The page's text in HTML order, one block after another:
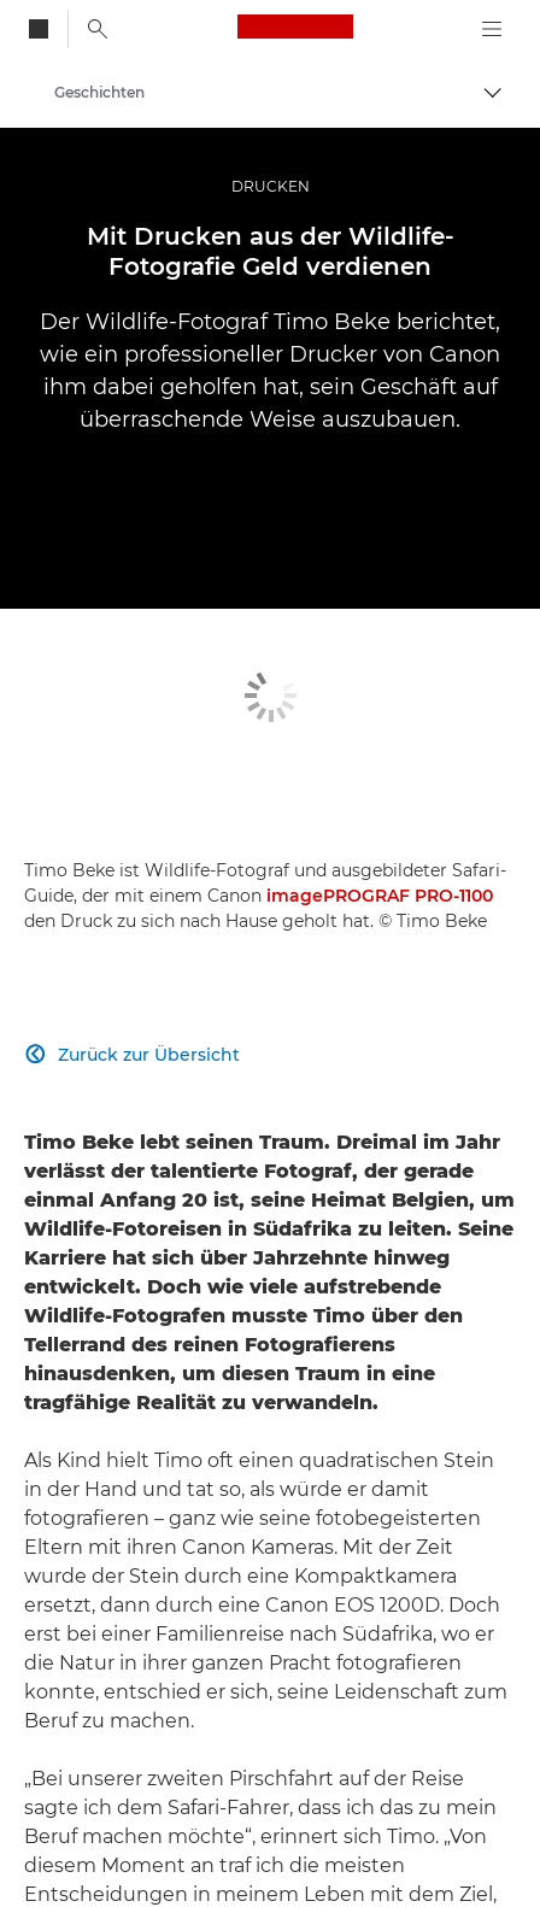
Canon Logo, back
Auf
Professionelle Fotografie und Videos
Geschichten
DRUCKEN
Mit Drucken aus der Wildlife-
Fotografie Geld verdienen
Der Wildlife-Fotograf Timo Beke berichtet,
wie ein professioneller Drucker von Canon
ihm dabei geholfen hat, sein Geschäft auf
überraschende Weise auszubauen.
Timo Beke ist Wildlife-Fotograf und ausgebildeter Safari-
Guide, der mit einem Canon imagePROGRAF PRO-1100
den Druck zu sich nach Hause geholt hat. © Timo Beke
Zurück zur Übersicht

Timo Beke lebt seinen Traum. Dreimal im Jahr
verlässt der talentierte Fotograf, der gerade
einmal Anfang 20 ist, seine Heimat Belgien, um
Wildlife-Fotoreisen in Südafrika zu leiten. Seine
Karriere hat sich über Jahrzehnte hinweg
entwickelt. Doch wie viele aufstrebende
Wildlife-Fotografen musste Timo über den
Tellerrand des reinen Fotografierens
hinausdenken, um diesen Traum in eine
tragfähige Realität zu verwandeln.
Als Kind hielt Timo oft einen quadratischen Stein
in der Hand und tat so, als würde er damit
fotografieren – ganz wie seine fotobegeisterten
Eltern mit ihren Canon Kameras. Mit der Zeit
wurde der Stein durch eine Kompaktkamera
ersetzt, dann durch eine Canon EOS 1200D. Doch
erst bei einer Familienreise nach Südafrika, wo er
die Natur in ihrer ganzen Pracht fotografieren
konnte, entschied er sich, seine Leidenschaft zum
Beruf zu machen.
„Bei unserer zweiten Pirschfahrt auf der Reise
sagte ich dem Safari-Fahrer, dass ich das zu mein
Beruf machen möchte“, erinnert sich Timo. „Von
diesem Moment an traf ich die meisten
Entscheidungen in meinem Leben mit dem Ziel,